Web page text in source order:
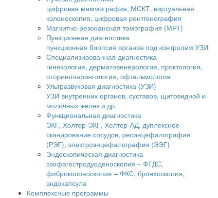
цифровая маммография, МСКТ, виртуальная
колоноскопия, цифровая рентгенография
Магнитно-резонансная томография (МРТ)
Пункционная диагностика
пункционная биопсия органов под контролем УЗИ
Специализированная диагностика
гинекология, дерматовенерология, проктология,
оториноларингология, офтальмология
Ультразвуковая диагностика (УЗИ)
УЗИ внутренних органов, суставов, щитовидной и
молочных желез и др.
Функциональная диагностика
ЭКГ, Холтер-ЭКГ, Холтер-АД, дуплексное
сканирование сосудов, реоэнцефалография
(РЭГ), электроэнцефалография (ЭЭГ)
Эндоскопическая диагностика
эзофагостродуоденоскопия – ФГДС,
фиброколоноскопия – ФКС, бронхоскопия,
эндокапсула
Комплексные программы